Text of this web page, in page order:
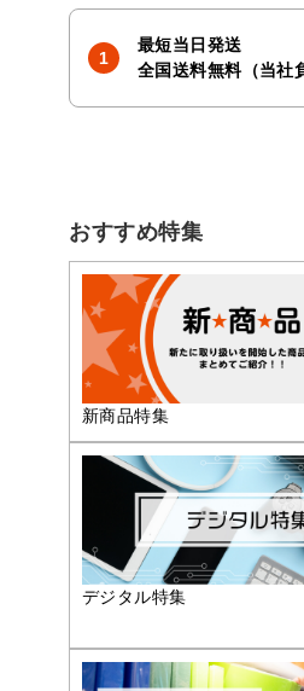
最短当日発送
全国送料無料（当社
おすすめ特集
新商品特集
デジタル特集